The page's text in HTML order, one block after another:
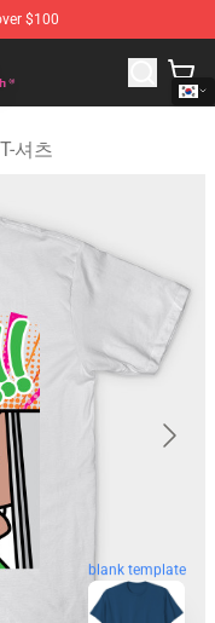
$100
Merchandise
셔츠
blank template